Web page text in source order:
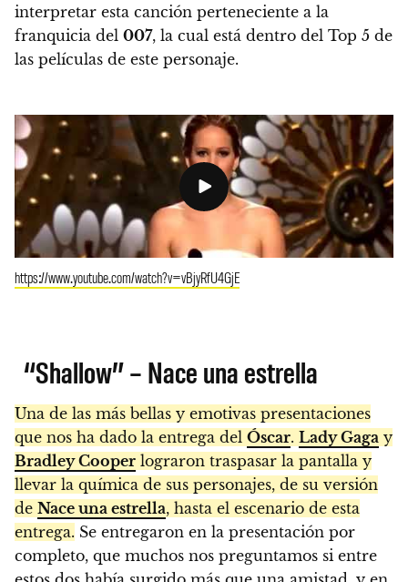
interpretar esta canción perteneciente a la
franquicia del 007, la cual está dentro del Top 5 de
las películas de este personaje.
https://www.youtube.com/watch?v=vBjyRfU4GjE
“Shallow” – Nace una estrella
Una de las más bellas y emotivas presentaciones
que nos ha dado la entrega del Óscar. Lady Gaga y
Bradley Cooper lograron traspasar la pantalla y
llevar la química de sus personajes, de su versión
de Nace una estrella, hasta el escenario de esta
entrega. Se entregaron en la presentación por
completo, que muchos nos preguntamos si entre